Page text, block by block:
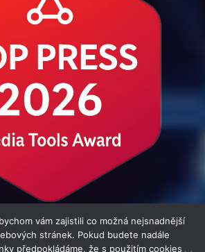
vám zajistili co možná nejsnadnější
stránek. Pokud budete nadále
předpokládáme, že s použitím cookies